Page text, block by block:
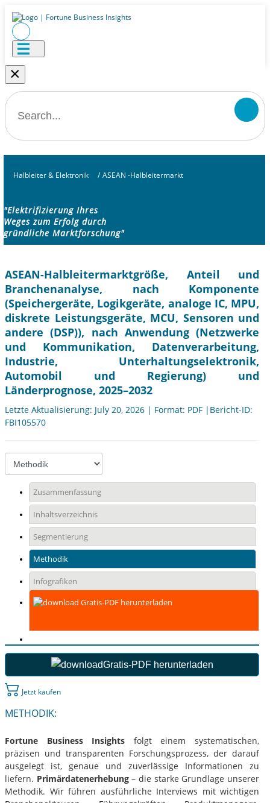
×
Halbleiter & Elektronik / ASEAN -Halbleitermarkt
"Elektrifizierung Ihres
Weges zum Erfolg durch
gründliche Marktforschung"
ASEAN-Halbleitermarktgröße, Anteil und
Branchenanalyse, nach Komponente
(Speichergeräte, Logikgeräte, analoge IC, MPU,
diskrete Leistungsgeräte, MCU, Sensoren und
andere (DSP)), nach Anwendung (Netzwerke
und Kommunikation, Datenverarbeitung,
Industrie, Unterhaltungselektronik,
Automobil und Regierung) und
Länderprognose, 2025–2032
Letzte Aktualisierung: July 20, 2026 | Format: PDF |Bericht-ID:
FBI105570
Zusammenfassung
Inhaltsverzeichnis
Segmentierung
Methodik
Infografiken
Gratis-PDF herunterladen
Gratis-PDF herunterladen
Jetzt kaufen
METHODIK:
Fortune Business Insights folgt einem systematischen,
präzisen und transparenten Forschungsprozess, der darauf
ausgelegt ist, genaue und zuverlässige Informationen zu
liefern. Primärdatenerhebung– die starke Grundlage unserer
Methodik. Wir führen ausführliche Interviews mit wichtigen